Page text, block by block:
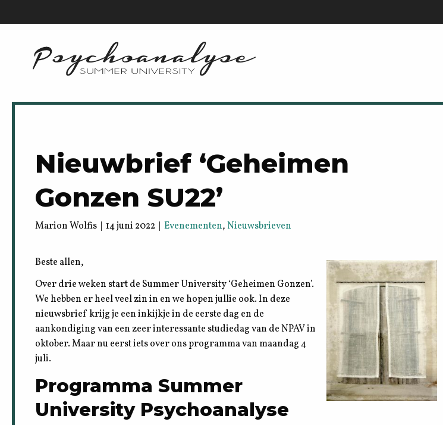
Nieuwbrief ‘Geheimen
Gonzen SU22’
Marion Wolfis | 14 juni 2022 |Evenementen,Nieuwsbrieven
Beste allen,
Over drie weken start de Summer University ‘Geheimen Gonzen’.
We hebben er heel veel zin in en we hopen jullie ook. In deze
nieuwsbrief krijg je een inkijkje in de eerste dag en de
aankondiging van een zeer interessante studiedag van de NPAV in
oktober. Maar nu eerst iets over ons programma van maandag 4
juli.
Programma Summer
University Psychoanalyse